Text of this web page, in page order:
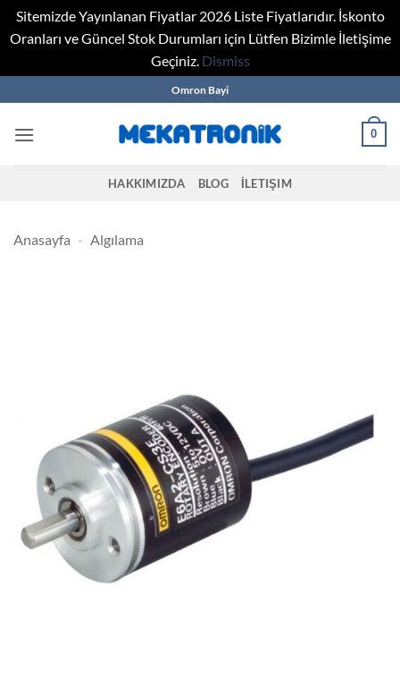
Sitemizde Yayınlanan Fiyatlar 2026 Liste Fiyatlarıdır. İskonto
Oranları ve Güncel Stok Durumları için Lütfen Bizimle İletişime
Geçiniz. Dismiss
to
content
Omron Bayi
0
HAKKIMIZDA BLOG İLETIŞIM
Anasayfa - Algılama